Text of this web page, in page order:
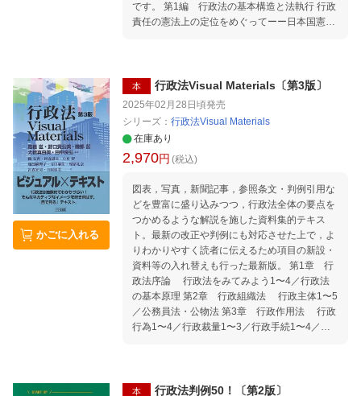
です。 第1編 行政法の基本構造と法執行 行政
責任の憲法上の定位をめぐってーー日本国憲法
討（友岡 史仁） 行政法の執行とガイドライン
ーー「行政立法の機能論」の観点から（野口
介） 行政不服審査会による案件審査に関する一
考察 ーー東京都行政不服審査会の例を素材とし
て（大橋 真由美） 裁判所による事実認定の認
おける「紀律」と「自律」--発言取消命令（地
方自治法129条1項）を中心に（神橋 一彦）
第2編 変容する社会と制度・組織 公共政策・
行政作用法・行政組織法の相互間の関係性につ
いて（濱西 隆男） 地方自治法における広域組
織に係る法政策的考察ーー英国の連携機構と我
が国の事務組合との比較の観点から（木村 俊
介） 原子力規制委員会の独立性の一断面ーー利
用の推進と規制の分離をめぐる組織法と作用法
の交錯（荻野 徹） 行政官から見た行政法制度
と規制改革（田中 良弘） 第3編 現代的課題
かごに入れる
本 行政法Visual Materials〔第3版〕
2025年02月28日頃発売
シリーズ： 行政法Visual Materials
在庫あり
2,970円 (税込)
図表，写真，新聞記事，参照条文・判例引用な
どを豊富に盛り込みつつ，行政法全体の要点を
つかめるような解説を施した資料集的テキス
ト。最新の改正や判例にも対応させた上で，よ
りわかりやすく読者に伝えるため項目の新設・
資料等の入れ替えも行った最新版。 第1章 行
政法序論 行政法をみてみよう1〜4／行政法
の基本原理 第2章 行政組織法 行政主体1〜5
／公務員法・公物法 第3章 行政作用法 行政
行為1〜4／行政裁量1〜3／行政手続1〜4／行
／個人情報保護 第4章 行政救済法 行政救済
本 行政法判例50！〔第2版〕